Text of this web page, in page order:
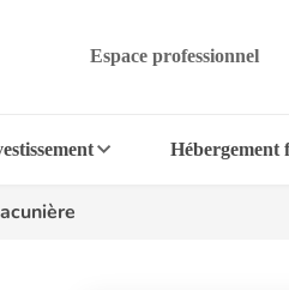
Espace professionnel
Hébergement